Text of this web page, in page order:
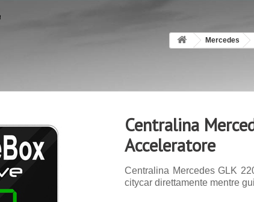
Mercedes
Centralina
Acceleratore
Centralina Mercedes GLK
citycar direttamente mentre